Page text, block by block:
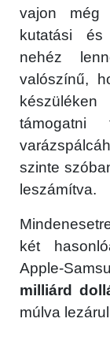
vajon még
kutatási és
nehéz
valószínű,
szinte
leszámítva.
két
Apple-
milliárd
múlva